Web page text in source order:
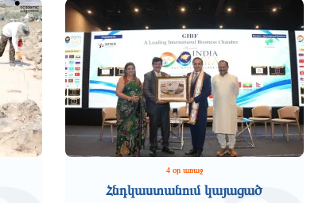
4 օր առաջ
Հնդկաստանում կայացած